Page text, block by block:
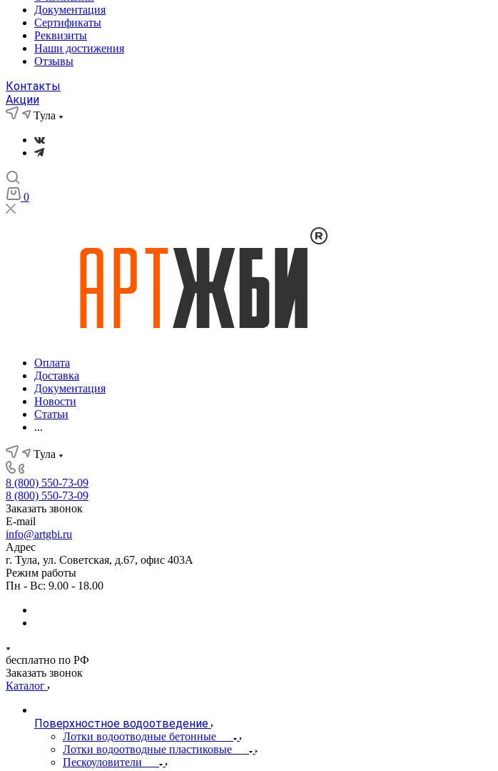
Документация
Сертификаты
Реквизиты
Наши достижения
Отзывы
Контакты
Акции
Тула
0
Оплата
Доставка
Документация
Новости
Статьи
...
Тула
8 (800) 550-73-09
8 (800) 550-73-09
Заказать звонок
E-mail
info@artgbi.ru
Адрес
г. Тула, ул. Советская, д.67, офис 403А
Режим работы
Пн - Вс: 9.00 - 18.00
бесплатно по РФ
Заказать звонок
Каталог
Поверхностное водоотведение
Лотки водоотводные бетонные
Лотки водоотводные пластиковые
Пескоуловители